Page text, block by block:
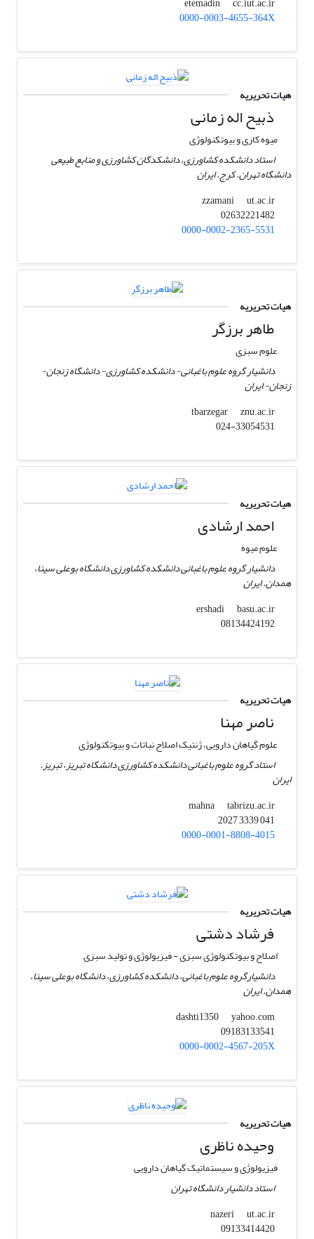
0000-0003-4655-364X
هیات تحریریه
ذبیح اله زمانی
میوه کاری و بیوتکنولوژی
استاد دانشکده کشاورزی، دانشکدگان کشاورزی و منابع طبیعی
دانشگاه تهران. کرج. ایران
zzamani
ut.ac.ir
02632221482
0000-0002-2365-5531
هیات تحریریه
طاهر برزگر
علوم سبزی
دانشیار گروه علوم باغبانی- دانشکده کشاورزی- دانشگاه زنجان-
زنجان- ایران
tbarzegar
znu.ac.ir
هیات تحریریه
احمد ارشادی
علوم میوه
دانشیار گروه علوم باغبانی دانشکده کشاورزی دانشگاه بوعلی سینا،
همدان. ایران
ershadi
basu.ac.ir
08134424192
هیات تحریریه
ناصر مهنا
علوم گیاهان دارویی، ژنتیک اصلاح نباتات و بیوتکنولوژی
استاد گروه علوم باغبانی دانشکده کشاورزی دانشگاه تبریز، تبریز.
ایران
mahna
tabrizu.ac.ir
0000-0001-8808-4015
هیات تحریریه
فرشاد دشتی
اصلاح و بیوتکنولوژی سبزی - فیزیولوژی و تولید سبزی
دانشیارگروه علوم باغبانی، دانشکده کشاورزی، دانشگاه بوعلی سینا،
همدان. ایران
dashti1350
yahoo.com
0000-0002-4567-205X
هیات تحریریه
وحیده ناظری
فیزیولوژی و سیستماتیک گیاهان دارویی
استاد دانشیار دانشگاه تهران
nazeri
ut.ac.ir
09133414420